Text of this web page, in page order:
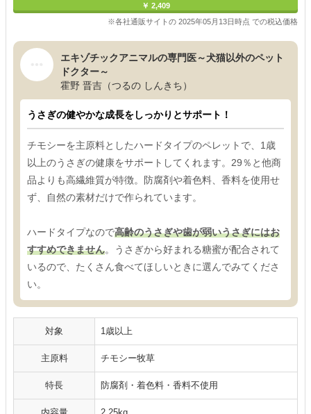
￥ 2,409
※各社通販サイトの 2025年05月13日時点 での税込価格
エキゾチックアニマルの専門医～犬猫以外のペット
ドクター～
霍野 晋吉（つるの しんきち）
うさぎの健やかな成長をしっかりとサポート！
チモシーを主原料としたハードタイプのペレットで、1歳
以上のうさぎの健康をサポートしてくれます。29％と他商
品よりも高繊維質が特徴。防腐剤や着色料、香料を使用せ
ず、自然の素材だけで作られています。
ハードタイプなので高齢のうさぎや歯が弱いうさぎにはお
すすめできません。うさぎから好まれる糖蜜が配合されて
いるので、たくさん食べてほしいときに選んでみてくださ
い。
対象 1歳以上
主原料 チモシー牧草
特長 防腐剤・着色料・香料不使用